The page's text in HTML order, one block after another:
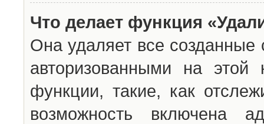
Что делает функция
Она удаляет все созданные
авторизованными на
функции, такие, как
возможность включена